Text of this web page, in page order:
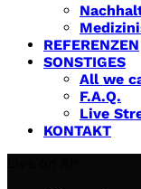
REFERENZEN
SONSTIGES
All we
F.A.Q.
Live
KONTAKT